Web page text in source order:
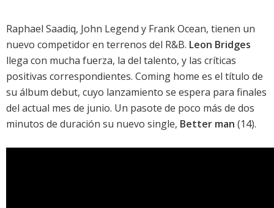
Raphael Saadiq, John Legend y Frank Ocean, tienen un
nuevo competidor en terrenos del R&B. Leon Bridges
llega con mucha fuerza, la del talento, y las críticas
positivas correspondientes. Coming home es el título de
su álbum debut, cuyo lanzamiento se espera para finales
del actual mes de junio. Un pasote de poco más de dos
minutos de duración su nuevo single, Better man (14).